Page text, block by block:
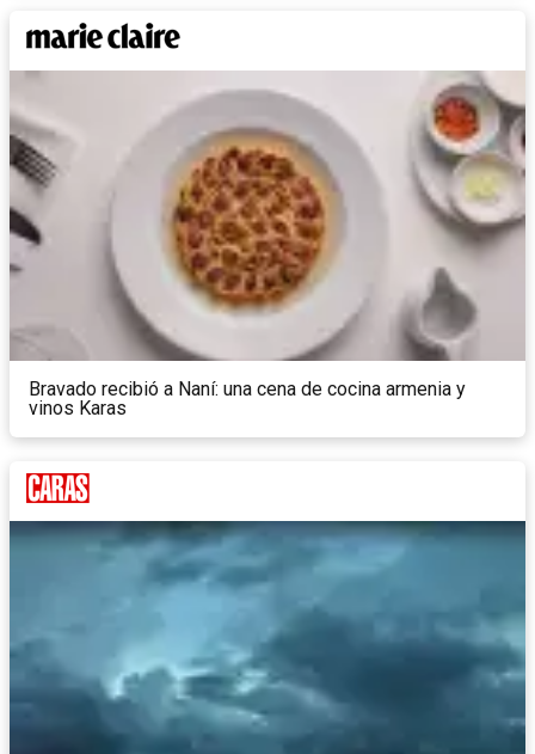
Bravado recibió a Naní: una cena de cocina armenia y
vinos Karas